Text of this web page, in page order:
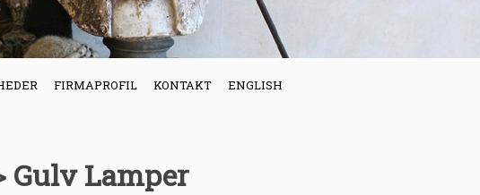
FIRMAPROFIL KONTAKT ENGLISH
Gulv Lamper